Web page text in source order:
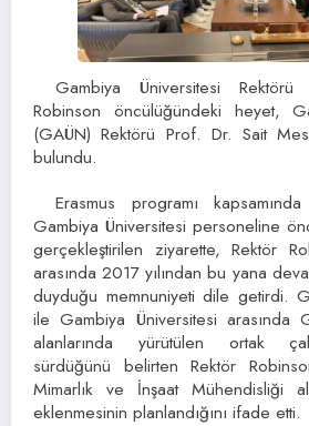
Gambiya Üniversitesi
Robinson öncülüğündeki heyet,
(GAÜN) Rektörü Prof. Dr. Sait
bulundu.
Erasmus programı
Gambiya Üniversitesi personeline
gerçekleştirilen ziyarette, Rektör
arasında 2017 yılından bu yana
duyduğu memnuniyeti dile getirdi.
ile Gambiya Üniversitesi arasında
alanlarında yürütülen ortak
sürdüğünü belirten Rektör
Mimarlık ve İnşaat Mühendisliği
eklenmesinin planlandığını ifade etti.